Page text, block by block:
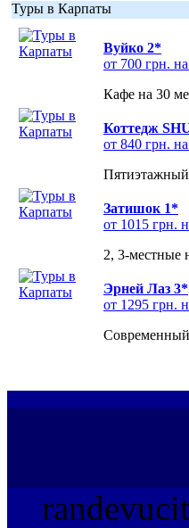
Туры в Карпаты
Вуйко 2*
от 700 грн.
Кафе на 30
Коттедж
от 840 грн.
Пятиэтажный
Затишок 1*
от 1015 грн.
2, 3-местные
Эрней Лаз 3*
от 1295 грн.
Современный